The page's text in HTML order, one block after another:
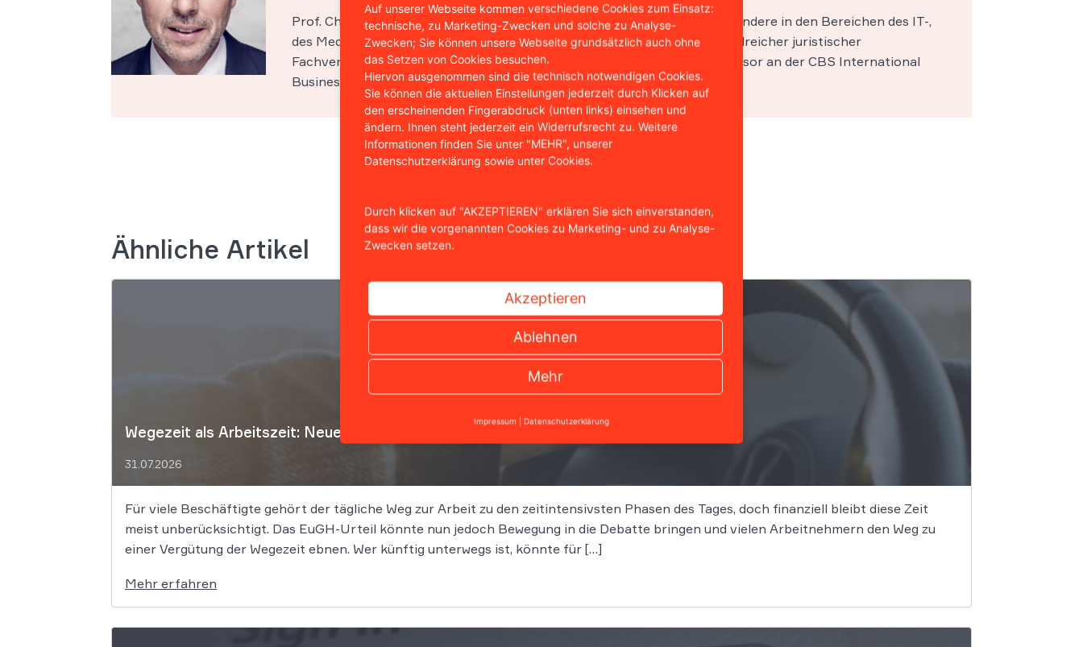
Prof. Christian Solmecke ist Partner der Kanzlei WBS.LEGAL und insbesondere in den Bereichen des IT-,
des Medien- und des Internetrechts tätig. Darüber hinaus ist er Autor zahlreicher juristischer
Fachveröffentlichungen in diesen Bereichen und lehrt als Honorarprofessor an der CBS International
Business School in Köln.
Ähnliche Artikel
Wegezeit als Arbeitszeit: Neues Urteil könnte Pendlern spürbar mehr Geld bringen
31.07.2026
Für viele Beschäftigte gehört der tägliche Weg zur Arbeit zu den zeitintensivsten Phasen des Tages, doch finanziell bleibt diese Zeit
meist unberücksichtigt. Das EuGH-Urteil könnte nun jedoch Bewegung in die Debatte bringen und vielen Arbeitnehmern den Weg zu
einer Vergütung der Wegezeit ebnen. Wer künftig unterwegs ist, könnte für […]
Mehr erfahren
Auf unserer Webseite kommen verschiedene Cookies zum Einsatz:
technische, zu Marketing-Zwecken und solche zu Analyse-
Zwecken; Sie können unsere Webseite grundsätzlich auch ohne
das Setzen von Cookies besuchen.
Hiervon ausgenommen sind die technisch notwendigen Cookies.
Sie können die aktuellen Einstellungen jederzeit durch Klicken auf
den erscheinenden Fingerabdruck (unten links) einsehen und
ändern. Ihnen steht jederzeit ein Widerrufsrecht zu. Weitere
Informationen finden Sie unter "MEHR", unserer
Datenschutzerklärung sowie unter Cookies.
Durch klicken auf "AKZEPTIEREN" erklären Sie sich einverstanden,
dass wir die vorgenannten Cookies zu Marketing- und zu Analyse-
Zwecken setzen.
Akzeptieren
Ablehnen
Mehr
Impressum | Datenschutzerklärung